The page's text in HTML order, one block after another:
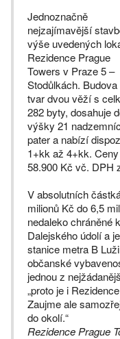
Jednoznačně
nejzajímavější
výše uvedených
Rezidence Prague
Towers v Praze 5 –
Stodůlkách.
tvar dvou věží s
282 byty, dosahuje
výšky 21
pater a nabízí
1+kk až 4+kk.
58.900 Kč vč. DPH
V absolutních
milionů Kč do 6,5
nedaleko chráněné
Dalejského údolí a
stanice metra B
občanské
jednou z
„proto je i
Zaujme ale
do
Rezidence Prague